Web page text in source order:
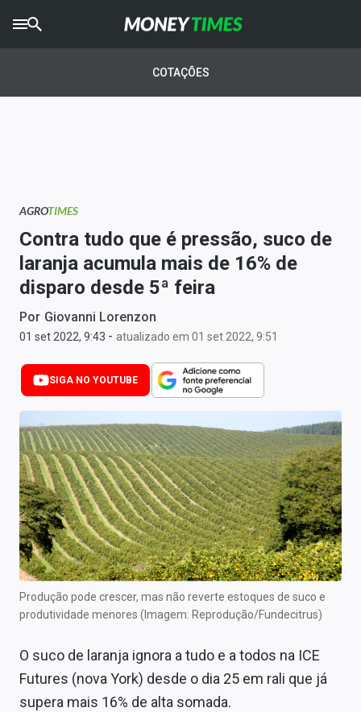
AGROTIMES
Newsletters
Money Trader
Anuncie
Últimas Notícias
Newsletters
Cotações
Comprar ou vender?
Carteiras Recomendadas
Central de Dividendos
Central de Fundos Imobiliários
Central dos IPOs
Renda Fixa
Finanças Pessoais
COTAÇÕES
AGROTIMES
Contra tudo que é pressão, suco de
laranja acumula mais de 16% de
disparo desde 5ª feira
Por Giovanni Lorenzon
01 set 2022, 9:43 - atualizado em 01 set 2022, 9:51
SIGA NO YOUTUBE
Produção pode crescer, mas não reverte estoques de suco e
produtividade menores (Imagem: Reprodução/Fundecitrus)
O suco de laranja ignora a tudo e a todos na ICE
Futures (nova York) desde o dia 25 em rali que já
supera mais 16% de alta somada.